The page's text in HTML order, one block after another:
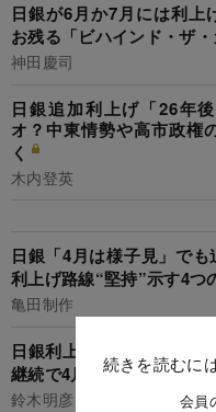
続きを読むに
会員
日銀が6月か7月には利上
お残る「ビハインド・ザ
神田慶司
日銀追加利上げ「26年
オ？中東情勢や高市政権
く
木内登英
日銀「4月は様子見」でも
利上げ路線“堅持”示す4つ
亀田制作
日銀利上げ「早くて6月」
継続で4月決定会合は政策
鈴木明彦